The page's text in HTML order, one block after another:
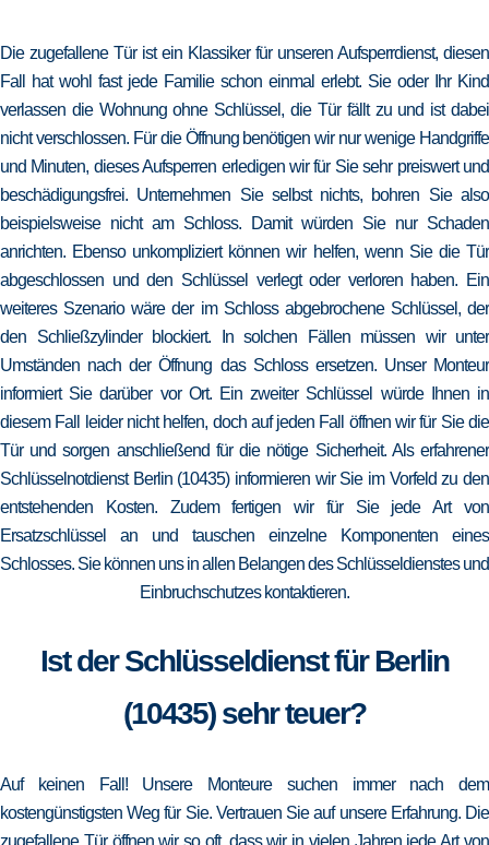
Die zugefallene Tür ist ein Klassiker für unseren Aufsperrdienst, diesen
Fall hat wohl fast jede Familie schon einmal erlebt. Sie oder Ihr Kind
verlassen die Wohnung ohne Schlüssel, die Tür fällt zu und ist dabei
nicht verschlossen. Für die Öffnung benötigen wir nur wenige Handgriffe
und Minuten, dieses Aufsperren erledigen wir für Sie sehr preiswert und
beschädigungsfrei. Unternehmen Sie selbst nichts, bohren Sie also
beispielsweise nicht am Schloss. Damit würden Sie nur Schaden
anrichten. Ebenso unkompliziert können wir helfen, wenn Sie die Tür
abgeschlossen und den Schlüssel verlegt oder verloren haben. Ein
weiteres Szenario wäre der im Schloss abgebrochene Schlüssel, der
den Schließzylinder blockiert. In solchen Fällen müssen wir unter
Umständen nach der Öffnung das Schloss ersetzen. Unser Monteur
informiert Sie darüber vor Ort. Ein zweiter Schlüssel würde Ihnen in
diesem Fall leider nicht helfen, doch auf jeden Fall öffnen wir für Sie die
Tür und sorgen anschließend für die nötige Sicherheit. Als erfahrener
Schlüsselnotdienst Berlin (10435) informieren wir Sie im Vorfeld zu den
entstehenden Kosten. Zudem fertigen wir für Sie jede Art von
Ersatzschlüssel an und tauschen einzelne Komponenten eines
Schlosses. Sie können uns in allen Belangen des Schlüsseldienstes und
Einbruchschutzes kontaktieren.
Ist der Schlüsseldienst für Berlin
(10435) sehr teuer?
Auf keinen Fall! Unsere Monteure suchen immer nach dem
kostengünstigsten Weg für Sie. Vertrauen Sie auf unsere Erfahrung. Die
zugefallene Tür öffnen wir so oft, dass wir in vielen Jahren jede Art von